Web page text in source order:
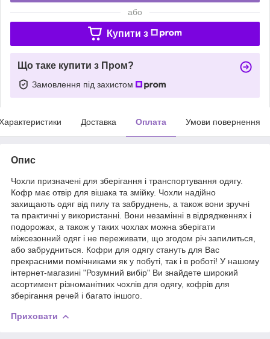
або
Купити з
Що таке купити з Пром?
Замовлення під захистом
Доставка Оплата Умови повернення
Опис
Чохли призначені для зберігання і транспортування одягу.
Кофр має отвір для вішака та змійку. Чохли надійно
захищають одяг від пилу та забруднень, а також вони зручні
та практичні у використанні. Вони незамінні в відрядженнях і
подорожах, а також у таких чохлах можна зберігати
міжсезонний одяг і не переживати, що згодом річ запилиться,
або забрудниться. Кофри для одягу стануть для Вас
прекрасними помічниками як у побуті, так і в роботі! У нашому
інтернет-магазині "Розумний вибір" Ви знайдете широкий
асортимент різноманітних чохлів для одягу, кофрів для
зберігання речей і багато іншого.
Приховати